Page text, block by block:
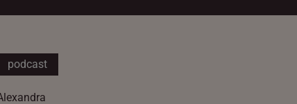
podcast